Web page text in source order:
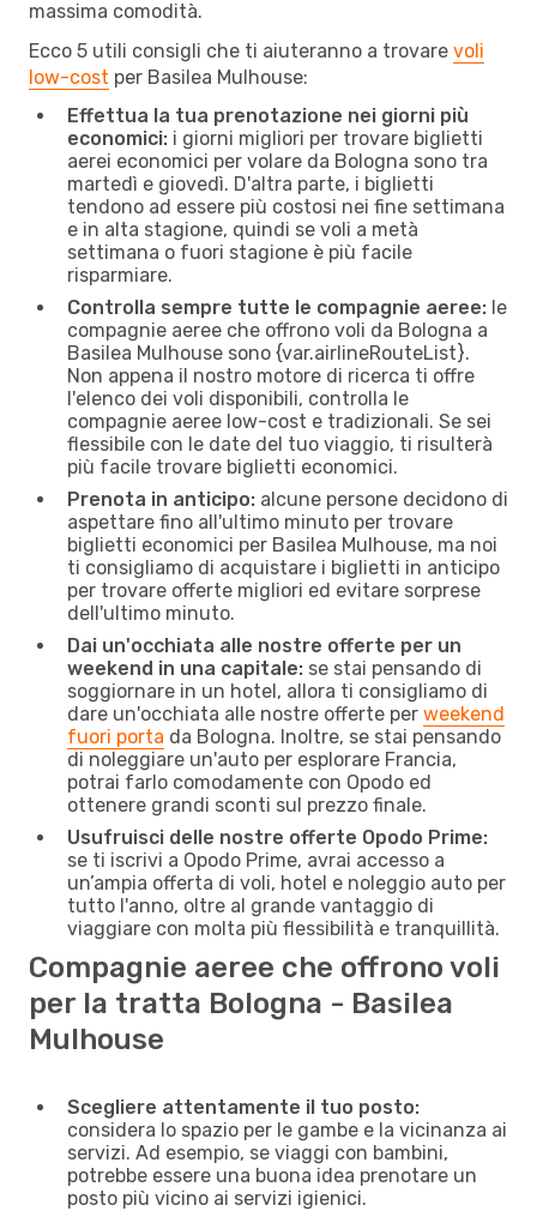
massima comodità.
Ecco 5 utili consigli che ti aiuteranno a trovare voli
low-cost per Basilea Mulhouse:
Effettua la tua prenotazione nei giorni più
economici: i giorni migliori per trovare biglietti
aerei economici per volare da Bologna sono tra
martedì e giovedì. D'altra parte, i biglietti
tendono ad essere più costosi nei fine settimana
e in alta stagione, quindi se voli a metà
settimana o fuori stagione è più facile
risparmiare.
Controlla sempre tutte le compagnie aeree: le
compagnie aeree che offrono voli da Bologna a
Basilea Mulhouse sono {​var.airlineRouteList}.
Non appena il nostro motore di ricerca ti offre
l'elenco dei voli disponibili, controlla le
compagnie aeree low-cost e tradizionali. Se sei
flessibile con le date del tuo viaggio, ti risulterà
più facile trovare biglietti economici.
Prenota in anticipo: alcune persone decidono di
aspettare fino all'ultimo minuto per trovare
biglietti economici per Basilea Mulhouse, ma noi
ti consigliamo di acquistare i biglietti in anticipo
per trovare offerte migliori ed evitare sorprese
dell'ultimo minuto.
Dai un'occhiata alle nostre offerte per un
weekend in una capitale: se stai pensando di
soggiornare in un hotel, allora ti consigliamo di
dare un'occhiata alle nostre offerte per weekend
fuori porta da Bologna. Inoltre, se stai pensando
di noleggiare un'auto per esplorare Francia,
potrai farlo comodamente con Opodo ed
ottenere grandi sconti sul prezzo finale.
Usufruisci delle nostre offerte Opodo Prime:
se ti iscrivi a Opodo Prime, avrai accesso a
un’ampia offerta di voli, hotel e noleggio auto per
tutto l'anno, oltre al grande vantaggio di
viaggiare con molta più flessibilità e tranquillità.
Compagnie aeree che offrono voli
per la tratta Bologna - Basilea
Mulhouse
Scegliere attentamente il tuo posto:
considera lo spazio per le gambe e la vicinanza ai
servizi. Ad esempio, se viaggi con bambini,
potrebbe essere una buona idea prenotare un
posto più vicino ai servizi igienici.